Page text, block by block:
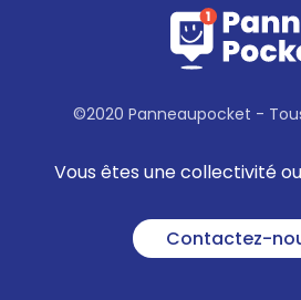
©2020 Panneaupocket -
Vous êtes une collectivité
Contactez-